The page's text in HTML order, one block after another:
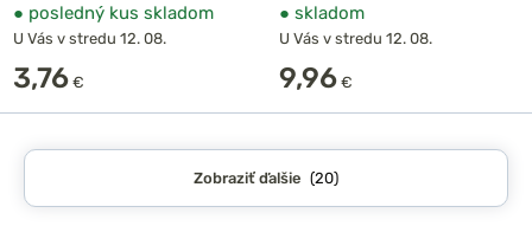
● posledný kus skladom
U Vás v stredu 12. 08.
3,76 €
● skladom
U Vás v stredu 12. 08.
9,96 €
Zobraziť ďalšie (20)